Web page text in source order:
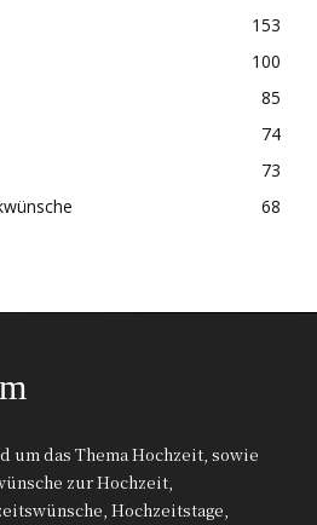
153
100
85
74
73
68
um das Thema Hochzeit, sowie
zur Hochzeit,
Hochzeitstage,